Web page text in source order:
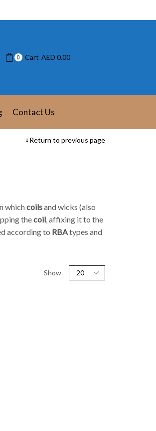
0 Cart AED 0.00
Contact Us
Return to previous page
whichcoilsand wicks (also
thecoil, affixing it to the
according to RBAtypes and
Show